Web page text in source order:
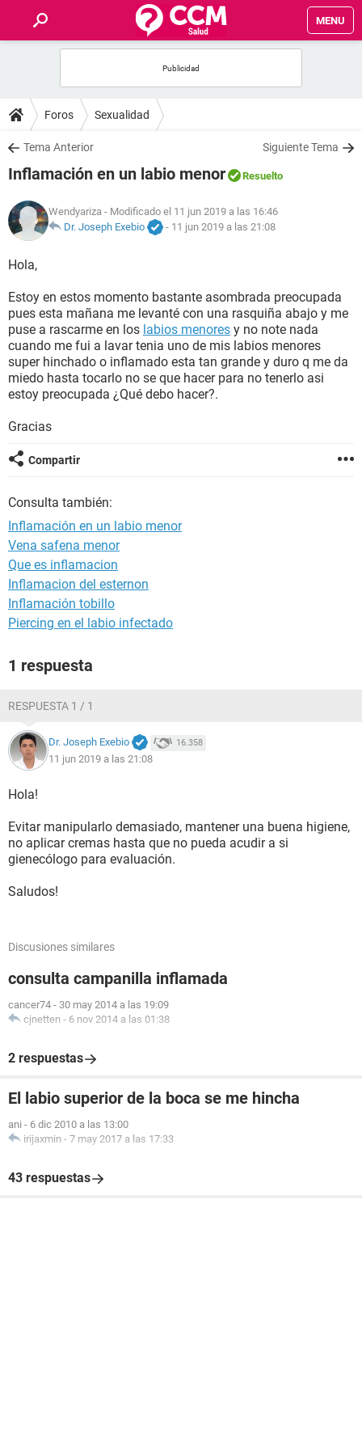
MENU
FOROS
SALUD
NUTRICIÓN
BIENESTAR
SEXUALIDAD
GLOSARIO
Foros Sexualidad
Tema Anterior Siguiente Tema
Inflamación en un labio menor Resuelto
Wendyariza - Modificado el 11 jun 2019 a las 16:46
Dr. Joseph Exebio
- 11 jun 2019 a las 21:08
Hola,
Estoy en estos momento bastante asombrada preocupada
pues esta mañana me levanté con una rasquiña abajo y me
puse a rascarme en los labios menores y no note nada
cuando me fui a lavar tenia uno de mis labios menores
super hinchado o inflamado esta tan grande y duro q me da
miedo hasta tocarlo no se que hacer para no tenerlo asi
estoy preocupada ¿Qué debo hacer?.
Gracias
Compartir
Consulta también:
Inflamación en un labio menor
Vena safena menor
Que es inflamacion
Inflamacion del esternon
Inflamación tobillo
Piercing en el labio infectado
1 respuesta
RESPUESTA 1 / 1
Dr. Joseph Exebio 16.358
11 jun 2019 a las 21:08
Hola!
Evitar manipularlo demasiado, mantener una buena higiene,
no aplicar cremas hasta que no pueda acudir a si
gienecólogo para evaluación.
Saludos!
Discusiones similares
consulta campanilla inflamada
cancer74 - 30 may 2014 a las 19:09
cjnetten - 6 nov 2014 a las 01:38
2 respuestas
El labio superior de la boca se me hincha
ani - 6 dic 2010 a las 13:00
irijaxmin - 7 may 2017 a las 17:33
43 respuestas